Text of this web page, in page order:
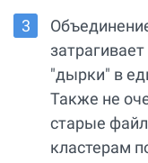
"дырки" в
Также не
старые
кластерам